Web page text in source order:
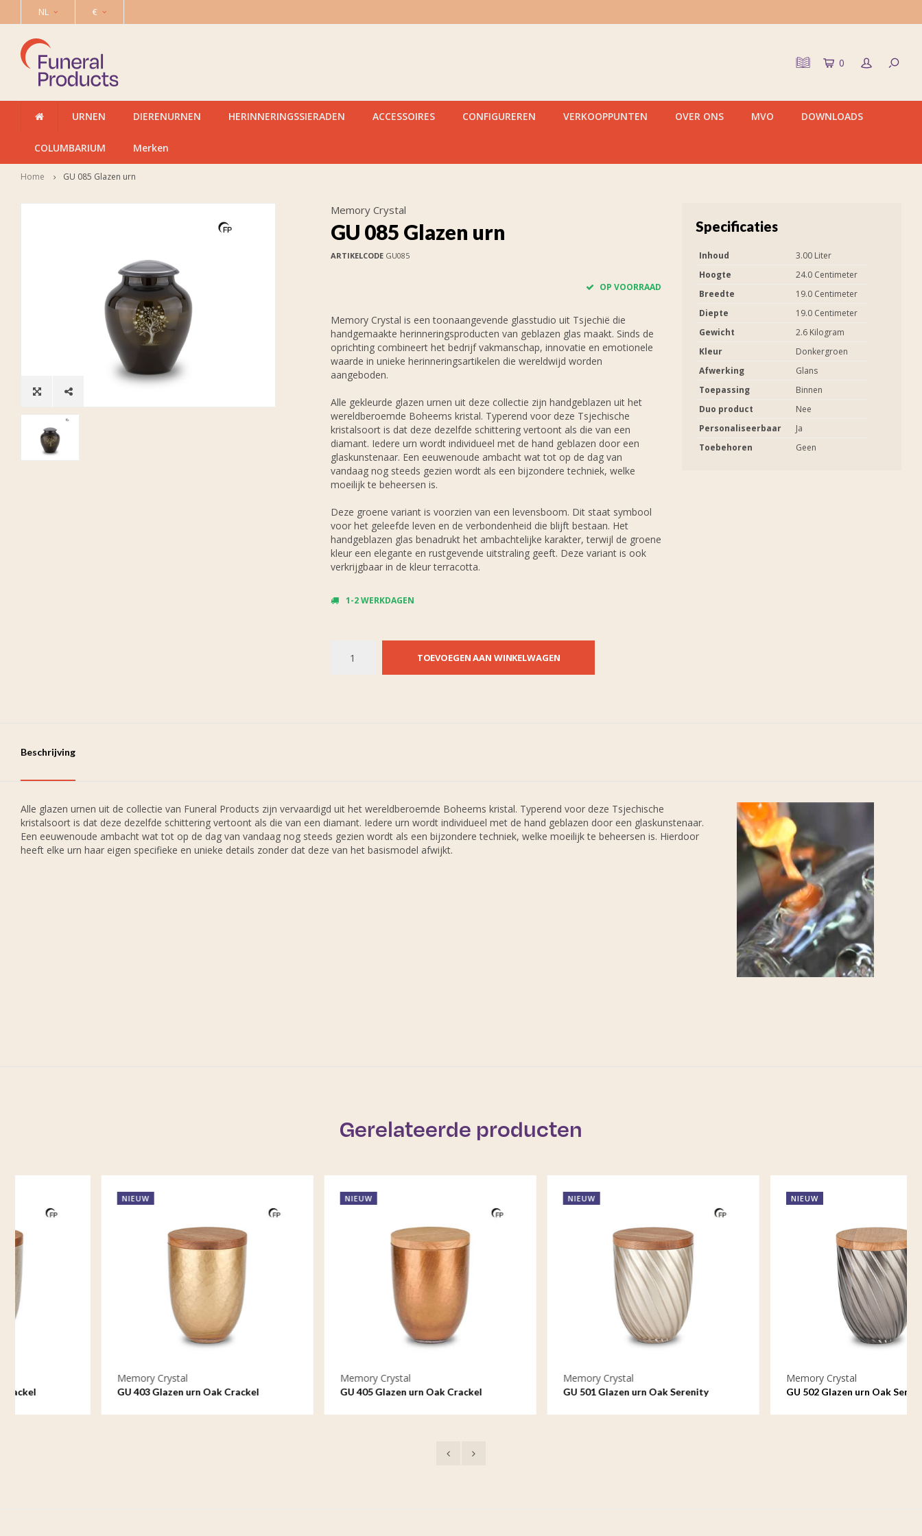
NL €
0
URNEN DIERENURNEN HERINNERINGSSIERADEN ACCESSOIRES CONFIGUREREN VERKOOPPUNTEN OVER ONS MVO DOWNLOADS
COLUMBARIUM Merken
Home GU 085 Glazen urn
Memory Crystal
GU 085 Glazen urn
ARTIKELCODEGU085
OP VOORRAAD
Memory Crystal is een toonaangevende glasstudio uit Tsjechië die
handgemaakte herinneringsproducten van geblazen glas maakt. Sinds de
oprichting combineert het bedrijf vakmanschap, innovatie en emotionele
waarde in unieke herinneringsartikelen die wereldwijd worden
aangeboden.
Alle gekleurde glazen urnen uit deze collectie zijn handgeblazen uit het
wereldberoemde Boheems kristal. Typerend voor deze Tsjechische
kristalsoort is dat deze dezelfde schittering vertoont als die van een
diamant. Iedere urn wordt individueel met de hand geblazen door een
glaskunstenaar. Een eeuwenoude ambacht wat tot op de dag van
vandaag nog steeds gezien wordt als een bijzondere techniek, welke
moeilijk te beheersen is.
Deze groene variant is voorzien van een levensboom. Dit staat symbool
voor het geleefde leven en de verbondenheid die blijft bestaan. Het
handgeblazen glas benadrukt het ambachtelijke karakter, terwijl de groene
kleur een elegante en rustgevende uitstraling geeft. Deze variant is ook
verkrijgbaar in de kleur terracotta.
1-2 WERKDAGEN
TOEVOEGEN AAN WINKELWAGEN
Specificaties
Inhoud
3.00 Liter
Hoogte
24.0 Centimeter
Breedte
19.0 Centimeter
Diepte
19.0 Centimeter
Gewicht
2.6 Kilogram
Kleur
Donkergroen
Afwerking
Glans
Toepassing
Binnen
Duo product
Nee
Personaliseerbaar
Ja
Toebehoren
Geen
Beschrijving
Alle glazen urnen uit de collectie van Funeral Products zijn vervaardigd uit het wereldberoemde Boheems kristal. Typerend voor deze Tsjechische
kristalsoort is dat deze dezelfde schittering vertoont als die van een diamant. Iedere urn wordt individueel met de hand geblazen door een glaskunstenaar.
Een eeuwenoude ambacht wat tot op de dag van vandaag nog steeds gezien wordt als een bijzondere techniek, welke moeilijk te beheersen is. Hierdoor
heeft elke urn haar eigen specifieke en unieke details zonder dat deze van het basismodel afwijkt.
Gerelateerde producten
GU 403 Glazen urn Oak Crackel GU 405 Glazen urn Oak Crackel GU 501 Glazen urn Oak Serenity GU 502 Glazen urn Oak Serenity